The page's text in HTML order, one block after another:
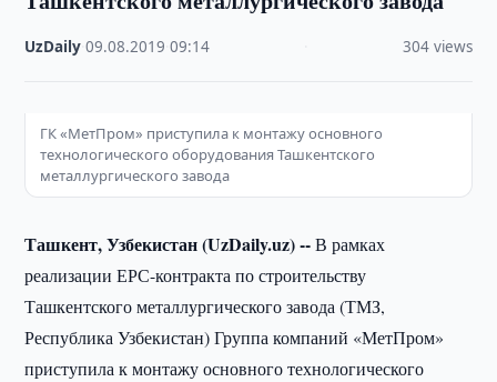
UzDaily ·09.08.2019 ·09:14 304 views
ГК «МетПром» приступила к монтажу основного
технологического оборудования Ташкентского
металлургического завода
Ташкент, Узбекистан (UzDaily.uz) --В рамках
реализации ЕРС-контракта по строительству
Ташкентского металлургического завода (ТМЗ,
Республика Узбекистан) Группа компаний «МетПром»
приступила к монтажу основного технологического